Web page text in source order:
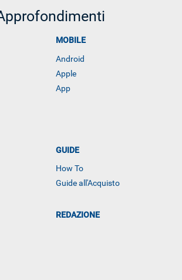
MOBILE
Android
Apple
App
GUIDE
How To
Guide all'Acquisto
REDAZIONE